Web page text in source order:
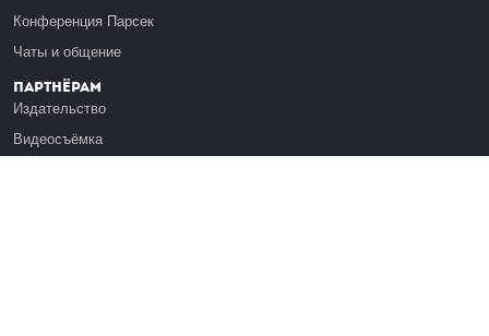
Конференция Парсек
Чаты и общение
Партнёрам
Издательство
Видеосъёмка